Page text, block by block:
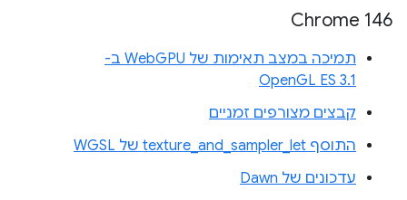
Chrome 146
תמיכה במצב תאימות של WebGPU ב-
OpenGL ES 3.1
קבצים מצורפים זמניים
התוסף texture_and_sampler_let של WGSL
עדכונים של Dawn